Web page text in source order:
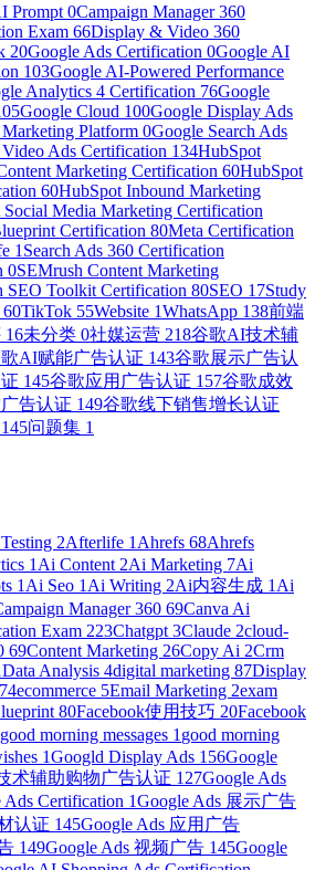
Prompt 0Campaign Manager 360
Exam 66Display & Video 360
20Google Ads Certification 0Google AI
103Google AI-Powered Performance
Analytics 4 Certification 76Google
Google Cloud 100Google Display Ads
Platform 0Google Search Ads
Ads Certification 134HubSpot
Marketing Certification 60HubSpot
60HubSpot Inbound Marketing
Social Media Marketing Certification
Certification 80Meta Certification
1 Search Ads 360 Certification
0SEMrush Content Marketing
SEO Toolkit Certification 80SEO 17Study
60TikTok 55Website 1WhatsApp 138前端
16未分类 0社媒运营 218谷歌AI技术辅
AI赋能广告认证 143谷歌展示广告认
145谷歌应用广告认证 157谷歌成效
告认证 149谷歌线下销售增长认证
145问题集 1
2Afterlife 1 Ahrefs 68Ahrefs
1 Ai Content 2Ai Marketing 7Ai
1 Ai Seo 1 Ai Writing 2Ai内容生成 1 Ai
Manager 360 69Canva Ai
Exam 223Chatgpt 3Claude 2cloud-
69Content Marketing 26Copy Ai 2Crm
Data Analysis 4digital marketing 87Display
74ecommerce 5Email Marketing 2exam
80Facebook使用技巧 20Facebook
good morning messages 1 good morning
1Googld Display Ads 156Google
术辅助购物广告认证 127Google Ads
Ads Certification 1Google Ads 展示广告
认证 145Google Ads 应用广告
149Google Ads 视频广告 145Google